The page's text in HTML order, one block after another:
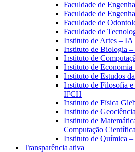
Faculdade de
Faculdade de
Faculdade de
Faculdade de
Instituto de Artes – IA
Instituto de Biologia –
Instituto de
Instituto de Economia
Instituto de Estudos
Instituto de Filosofia
IFCH
Instituto de Física
Instituto de
Instituto de
Computação
Instituto de Química –
Transparência ativa